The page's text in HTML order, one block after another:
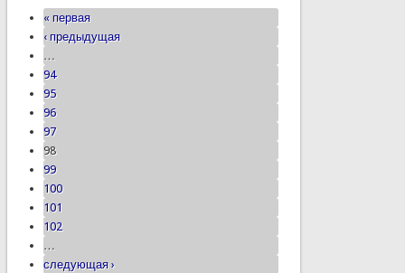
« первая
‹ предыдущая
…
94
95
96
97
98
99
100
101
102
…
следующая ›